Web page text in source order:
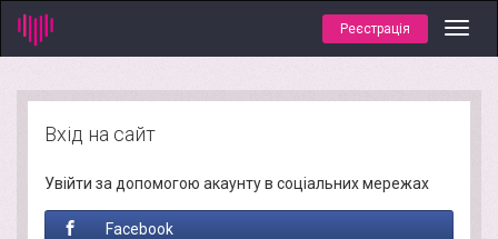
Реєстрація
Вхід на сайт
Увійти за допомогою акаунту в соціальних мережах
Facebook